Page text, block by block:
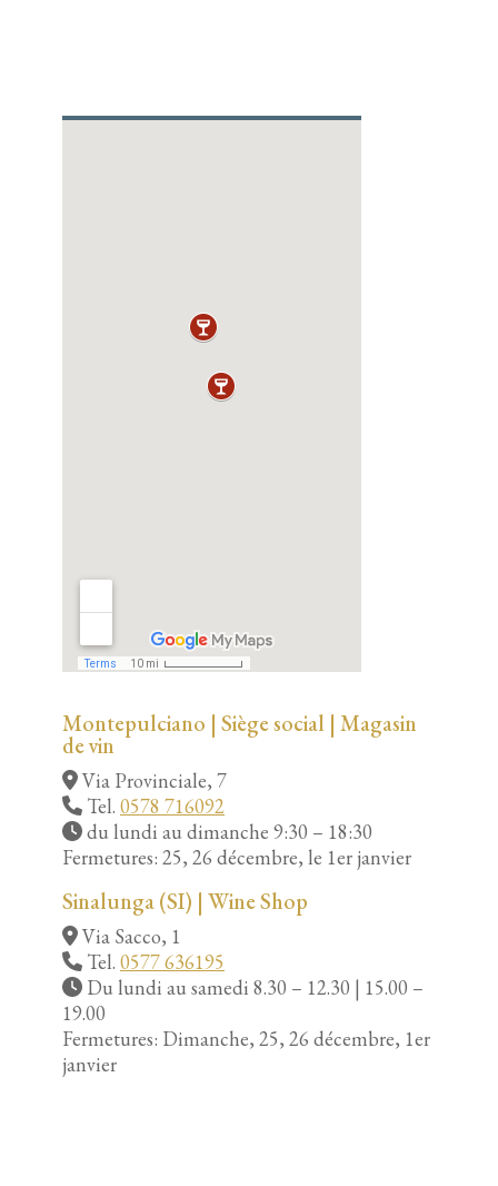
Montepulciano | Siège social | Magasin
de vin
Via Provinciale, 7
Tel. 0578 716092
du lundi au dimanche 9:30 – 18:30
Fermetures: 25, 26 décembre, le 1er janvier
Sinalunga (SI) | Wine Shop
Via Sacco, 1
Tel. 0577 636195
Du lundi au samedi 8.30 – 12.30 | 15.00 –
19.00
Fermetures: Dimanche, 25, 26 décembre, 1er
janvier